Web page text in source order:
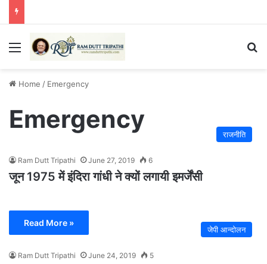
Menu
Home / Emergency
Emergency
राजनीति
Ram Dutt Tripathi June 27, 2019 6
जून 1975 में इंदिरा गांधी ने क्यों लगायी इमर्जेंसी
Read More »
जेपी आन्दोलन
Ram Dutt Tripathi June 24, 2019 5